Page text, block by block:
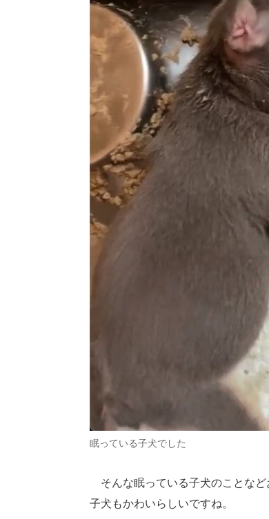
眠っている子犬でした
そんな眠っている子犬のことなど
子犬もかわいらしいですね。